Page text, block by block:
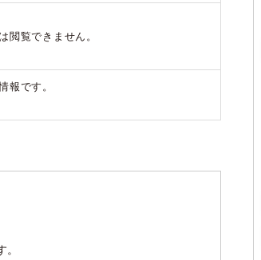
閲覧できません。
報です。